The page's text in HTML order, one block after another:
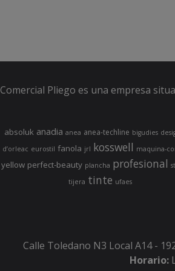
Comercial Pliego es una empresa
absoluk anadia anea anea-techline bigudies
d’orleac eurostil fanola jrl kosswell maquina-
yellow perfect-beauty plancha profesional
tijera tinte ufaes
Calle Toledano N3 Local A14 -
Horario: